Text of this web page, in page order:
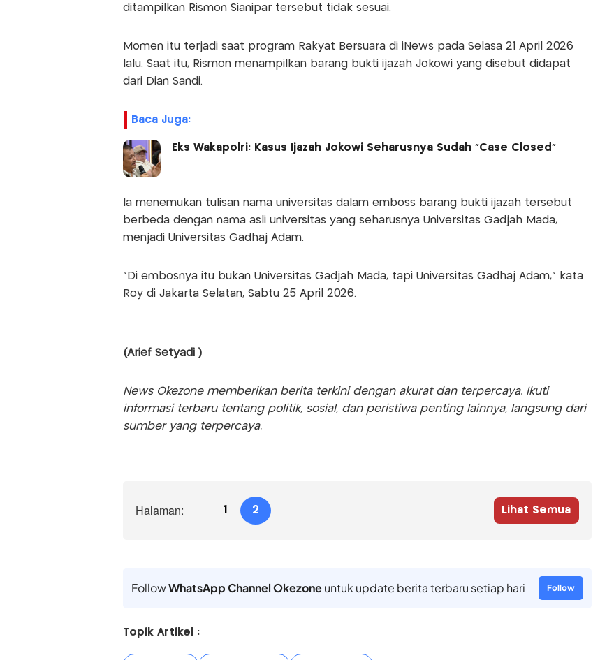
ditampilkan Rismon Sianipar tersebut tidak sesuai.
Momen itu terjadi saat program Rakyat Bersuara di iNews pada Selasa 21 April 2026
lalu. Saat itu, Rismon menampilkan barang bukti ijazah Jokowi yang disebut didapat
dari Dian Sandi.
Baca Juga:
Eks Wakapolri: Kasus Ijazah Jokowi Seharusnya Sudah “Case Closed”
Ia menemukan tulisan nama universitas dalam emboss barang bukti ijazah tersebut
berbeda dengan nama asli universitas yang seharusnya Universitas Gadjah Mada,
menjadi Universitas Gadhaj Adam.
“Di embosnya itu bukan Universitas Gadjah Mada, tapi Universitas Gadhaj Adam,” kata
Roy di Jakarta Selatan, Sabtu 25 April 2026.
(Arief Setyadi )
News Okezone memberikan berita terkini dengan akurat dan terpercaya. Ikuti
informasi terbaru tentang politik, sosial, dan peristiwa penting lainnya, langsung dari
sumber yang terpercaya.
Halaman: 1 2 Lihat Semua
FollowWhatsApp Channel Okezoneuntuk update berita terbaru setiap hari Follow
Topik Artikel :